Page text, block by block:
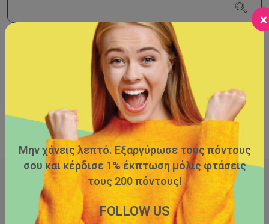
My Daily Instagram
Μην χάνεις λεπτό. Εξαργύρωσε τους πόντους
σου και κέρδισε 1% έκπτωση μόλις φτάσεις
τους 200 πόντους!
FOLLOW US